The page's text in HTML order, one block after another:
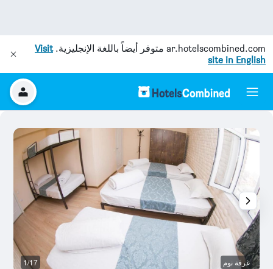
ar.hotelscombined.com متوفر أيضاً باللغة الإنجليزية.Visit
site in English
غرفة نوم 1/17